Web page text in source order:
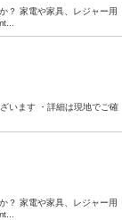
家電や家具、レジャー用
います ・詳細は現地でご確
家電や家具、レジャー用